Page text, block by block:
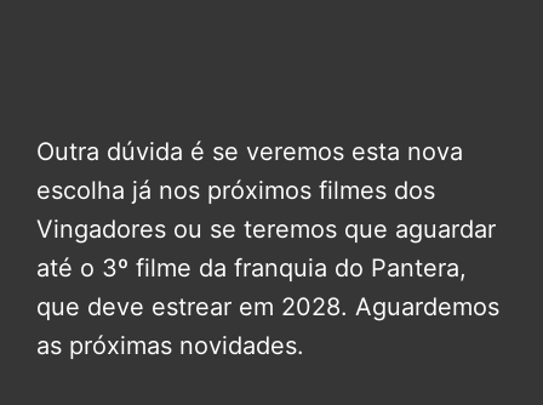
Outra dúvida é se veremos esta nova
escolha já nos próximos filmes dos
Vingadores ou se teremos que aguardar
até o 3º filme da franquia do Pantera,
que deve estrear em 2028. Aguardemos
as próximas novidades.